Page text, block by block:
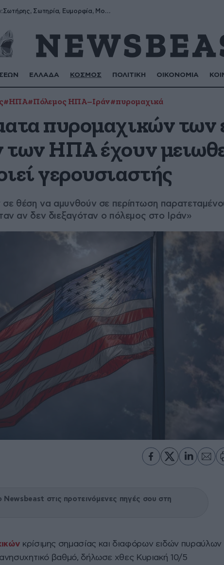
Σωτήρης, Σωτηρία, Ευμορφία, Μορφούλα
ΕΛΛΑΔΑ ΚΟΣΜΟΣ ΠΟΛΙΤΙΚΗ ΟΙΚΟΝΟΜΙΑ
#ΗΠΑ#Πόλεμος ΗΠΑ–Ιράν#πυρομαχικά
πυρομαχικών των
ΗΠΑ έχουν
γερουσιαστής
θέση να αμυνθούν σε περίπτωση
αν δεν διεξαγόταν ο πόλεμος στο Ιράν»
Newsbeast στις προτεινόμενες πηγές σου στη
κρίσιμης σημασίας και διαφόρων ειδών πυραύλων
βαθμό, δήλωσε χθες Κυριακή 10/5